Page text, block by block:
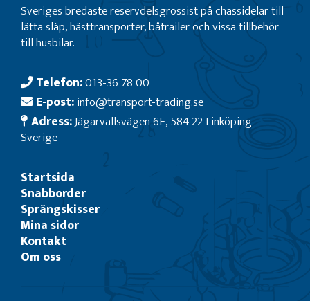
Sveriges bredaste reservdelsgrossist på chassidelar till
lätta släp, hästtransporter, båtrailer och vissa tillbehör
till husbilar.
Telefon:013-36 78 00
E-post:info@transport-trading.se
Adress:Jägarvallsvägen 6E, 584 22 Linköping
Sverige
Startsida
Snabborder
Sprängskisser
Mina sidor
Kontakt
Om oss